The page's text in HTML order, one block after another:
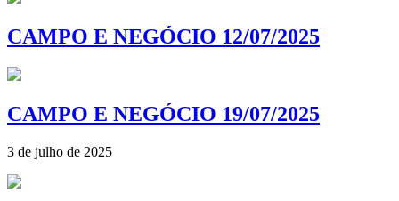
CAMPO E NEGÓCIO 12/07/2025
CAMPO E NEGÓCIO 19/07/2025
3 de julho de 2025